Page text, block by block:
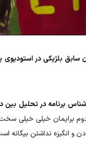
سابق بلژیکی در
برنامه در تحلیل
برایمان خیلی خیلی
و انگیزه نداشتن بیگانه